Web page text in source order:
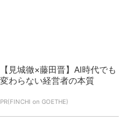
【見城徹×藤田晋】AI時代でも
変わらない経営者の本質
PR(FINCHI on GOETHE)